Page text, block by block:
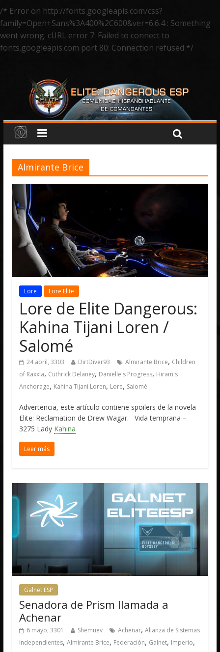
/* Error on http://fonts.googleapis.com/css?
family=Open+Sans%3A400%2C600&ver=6.6.4 : Something
went wrong: cURL error 7: Failed to connect to
fonts.googleapis.com port 80: Connection refused */
Almirante Brice
Lore Lore Elite
Lore de Elite Dangerous:
Kahina Tijani Loren /
Salomé
24 abril, 3303 DirtDiver93 Almirante Brice, Children
of Raxxla, Cuthrick Delaney, Danielle's Progress, Hiram's
Anchorage, Kahina Tijani Loren, Lore, Salomé
Advertencia, este artículo contiene spoilers de la novela
Elite: Reclamation de Drew Wagar. Vida temprana –
3275 Lady Kahina
Leer más
Galnet ESP
Senadora de Prism llamada a
Achenar
6 mayo, 3301 Shemuev Achenar,Alianza de Sistemas
Independientes,Almirante Brice, Federación, Galnet, Imperio,